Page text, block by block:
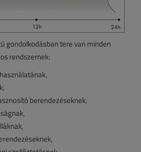
gondolkodásban tere van minden
rendszernek:
berendezéseknek,